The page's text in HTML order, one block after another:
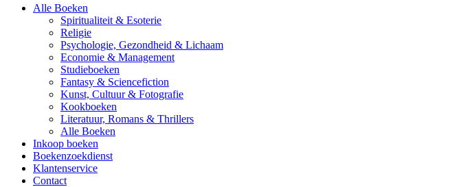
Alle Boeken
Spiritualiteit & Esoterie
Religie
Psychologie, Gezondheid & Lichaam
Economie & Management
Studieboeken
Fantasy & Sciencefiction
Kunst, Cultuur & Fotografie
Kookboeken
Literatuur, Romans & Thrillers
Alle Boeken
Inkoop boeken
Boekenzoekdienst
Klantenservice
Contact